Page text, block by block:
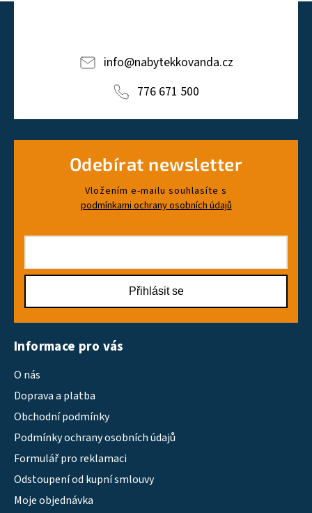
info@nabytekkovanda.cz
776 671 500
Odebírat newsletter
Vložením e-mailu souhlasíte s
podmínkami ochrany osobních údajů
Přihlásit se
Informace pro vás
O nás
Doprava a platba
Obchodní podmínky
Podmínky ochrany osobních údajů
Formulář pro reklamaci
Odstoupení od kupní smlouvy
Moje objednávka